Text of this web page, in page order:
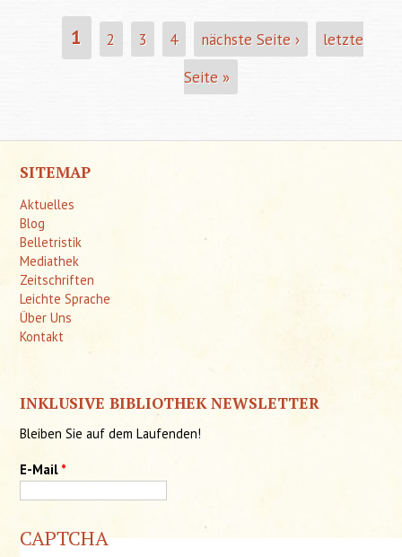
SEITEN1 2 3 4 nächste Seite ›
letzte
Seite »
SITEMAP
Aktuelles
Blog
Belletristik
Mediathek
Zeitschriften
Leichte Sprache
Über Uns
Kontakt
INKLUSIVE BIBLIOTHEK NEWSLETTER
Bleiben Sie auf dem Laufenden!
E-Mail *
CAPTCHA